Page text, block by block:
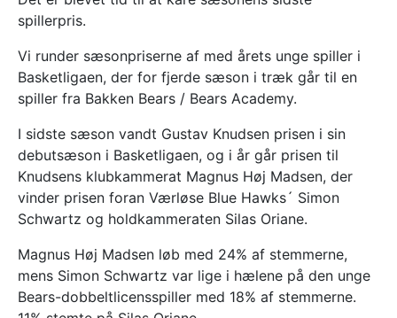
spillerpris.
Vi runder sæsonpriserne af med årets unge spiller i
Basketligaen, der for fjerde sæson i træk går til en
spiller fra Bakken Bears / Bears Academy.
I sidste sæson vandt Gustav Knudsen prisen i sin
debutsæson i Basketligaen, og i år går prisen til
Knudsens klubkammerat Magnus Høj Madsen, der
vinder prisen foran Værløse Blue Hawks´ Simon
Schwartz og holdkammeraten Silas Oriane.
Magnus Høj Madsen løb med 24% af stemmerne,
mens Simon Schwartz var lige i hælene på den unge
Bears-dobbeltlicensspiller med 18% af stemmerne.